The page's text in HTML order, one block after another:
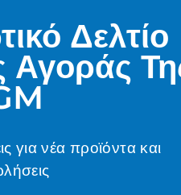
Δελτίο
Αγοράς
για νέα προϊόντα και